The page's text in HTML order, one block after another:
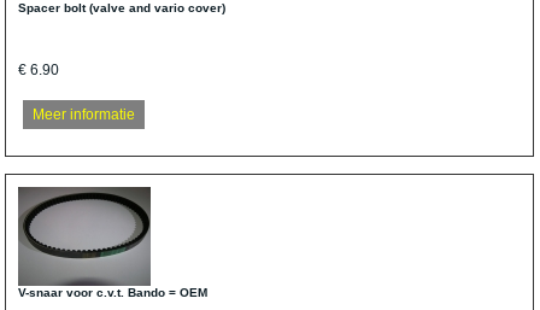
Spacer bolt (valve and vario cover)
€ 6.90
Meer informatie
V-snaar voor c.v.t. Bando = OEM